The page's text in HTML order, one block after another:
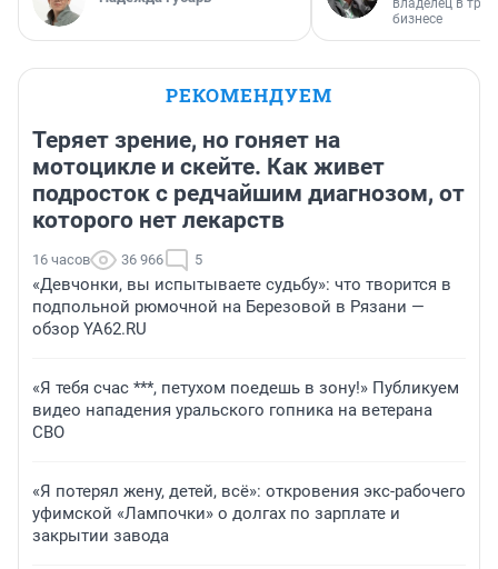
владелец в
бизнесе
РЕКОМЕНДУЕМ
Теряет зрение, но гоняет на
мотоцикле и скейте. Как живет
подросток с редчайшим диагнозом, от
которого нет лекарств
16 часов 36 966 5
«Девчонки, вы испытываете судьбу»: что творится в
подпольной рюмочной на Березовой в Рязани —
обзор YA62.RU
«Я тебя счас ***, петухом поедешь в зону!» Публикуем
видео нападения уральского гопника на ветерана
СВО
«Я потерял жену, детей, всё»: откровения экс-рабочего
уфимской «Лампочки» о долгах по зарплате и
закрытии завода